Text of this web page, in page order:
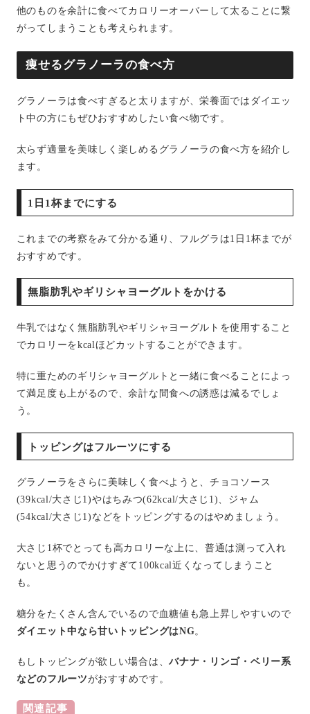
他のものを余計に食べてカロリーオーバーして太ることに繋
がってしまうことも考えられます。
痩せるグラノーラの食べ方
グラノーラは食べすぎると太りますが、栄養面ではダイエッ
ト中の方にもぜひおすすめしたい食べ物です。
太らず適量を美味しく楽しめるグラノーラの食べ方を紹介し
ます。
1日1杯までにする
これまでの考察をみて分かる通り、フルグラは1日1杯までが
おすすめです。
無脂肪乳やギリシャヨーグルトをかける
牛乳ではなく無脂肪乳やギリシャヨーグルトを使用すること
でカロリーをkcalほどカットすることができます。
特に重ためのギリシャヨーグルトと一緒に食べることによっ
て満足度も上がるので、余計な間食への誘惑は減るでしょ
う。
トッピングはフルーツにする
グラノーラをさらに美味しく食べようと、チョコソース
(39kcal/大さじ1)やはちみつ(62kcal/大さじ1)、ジャム
(54kcal/大さじ1)などをトッピングするのはやめましょう。
大さじ1杯でとっても高カロリーな上に、普通は測って入れ
ないと思うのでかけすぎて100kcal近くなってしまうこと
も。
糖分をたくさん含んでいるので血糖値も急上昇しやすいので
ダイエット中なら甘いトッピングはNG。
もしトッピングが欲しい場合は、バナナ・リンゴ・ベリー系
などのフルーツがおすすめです。
関連記事